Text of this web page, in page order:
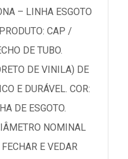
– LINHA ESGOTO
CAP /
DE TUBO.
DE VINILA) DE
E DURÁVEL. COR:
DE ESGOTO.
NOMINAL
E VEDAR